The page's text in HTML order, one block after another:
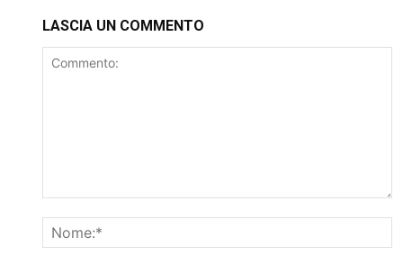
LASCIA UN COMMENTO